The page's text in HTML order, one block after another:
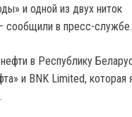
и одной из двух ниток
сообщили в пресс-службе.
в Республику
и BNK Limited, которая